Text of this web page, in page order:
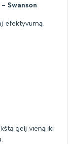
Swanson
efektyvumą.
gelį vieną iki